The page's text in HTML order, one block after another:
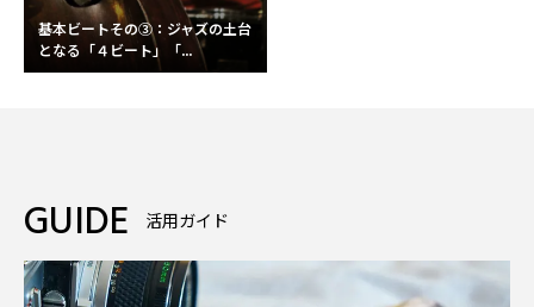
基本ビートその③：ジャズの土台
となる「４ビート」「...
GUIDE 活用ガイド